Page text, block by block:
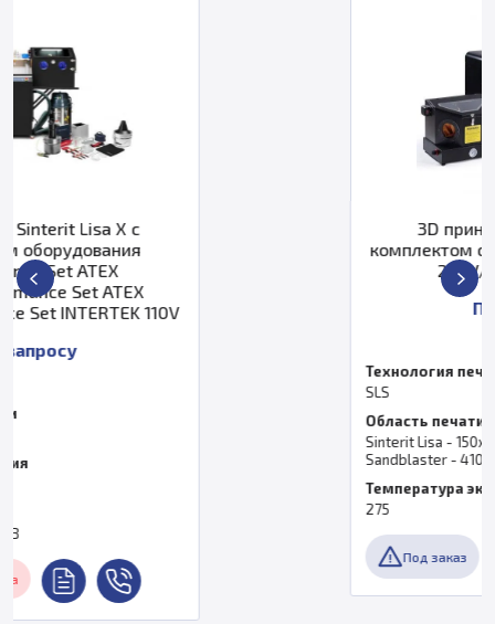
комплектом оборудования Entry Set
Sinterit Lisa - 150х200х150 мм;Sinterit